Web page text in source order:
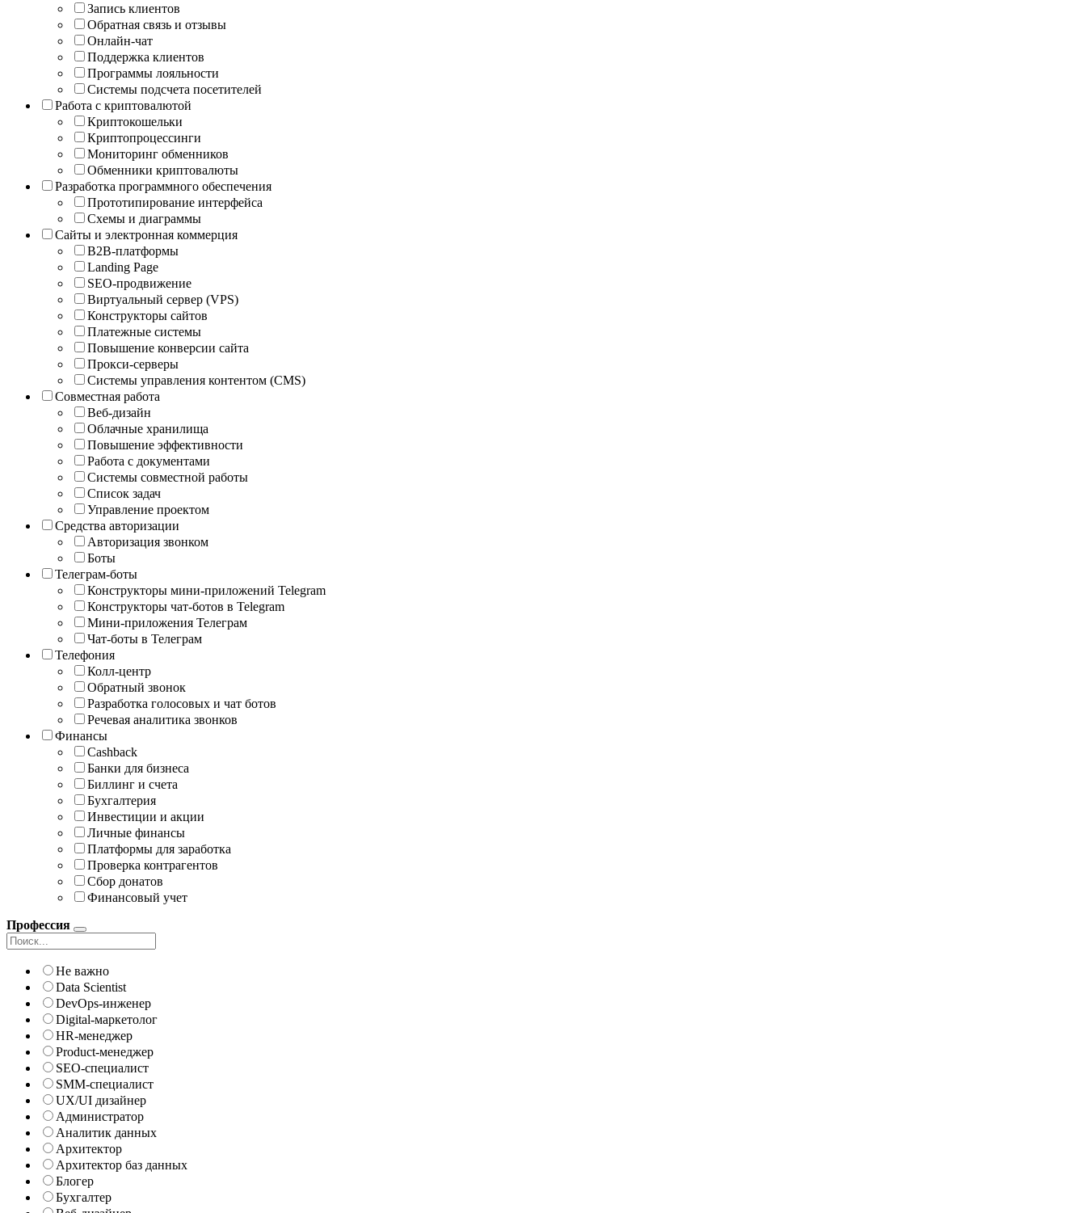
Запись клиентов
Обратная связь и отзывы
Онлайн-чат
Поддержка клиентов
Программы лояльности
Системы подсчета посетителей
Работа с криптовалютой
Криптокошельки
Криптопроцессинги
Мониторинг обменников
Обменники криптовалюты
Разработка программного обеспечения
Прототипирование интерфейса
Схемы и диаграммы
Сайты и электронная коммерция
B2B-платформы
Landing Page
SEO-продвижение
Виртуальный сервер (VPS)
Конструкторы сайтов
Платежные системы
Повышение конверсии сайта
Прокси-серверы
Системы управления контентом (CMS)
Совместная работа
Веб-дизайн
Облачные хранилища
Повышение эффективности
Работа с документами
Системы совместной работы
Список задач
Управление проектом
Средства авторизации
Авторизация звонком
Боты
Телеграм-боты
Конструкторы мини-приложений Telegram
Конструкторы чат-ботов в Telegram
Мини-приложения Телеграм
Чат-боты в Телеграм
Телефония
Колл-центр
Обратный звонок
Разработка голосовых и чат ботов
Речевая аналитика звонков
Финансы
Cashback
Банки для бизнеса
Биллинг и счета
Бухгалтерия
Инвестиции и акции
Личные финансы
Платформы для заработка
Проверка контрагентов
Сбор донатов
Финансовый учет
Профессия
Не важно
Data Scientist
DevOps-инженер
Digital-маркетолог
HR-менеджер
Product-менеджер
SEO-специалист
SMM-специалист
UX/UI дизайнер
Администратор
Аналитик данных
Архитектор
Архитектор баз данных
Блогер
Бухгалтер